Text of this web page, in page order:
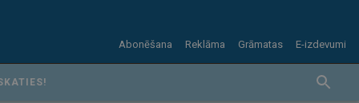
Abonēšana
Reklāma Grāmatas E-izdevumi